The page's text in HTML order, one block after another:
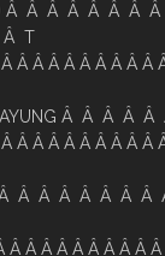
Â Â Â Â Â Â Â
Â T
Â Â Â Â Â Â Â Â
AYUNG Â Â Â Â Â
Â Â Â Â Â Â Â Â
Â Â Â Â Â Â Â
Â Â Â Â Â Â Â Â Â